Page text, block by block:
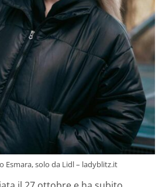
Esmara, solo da Lidl – ladyblitz.it